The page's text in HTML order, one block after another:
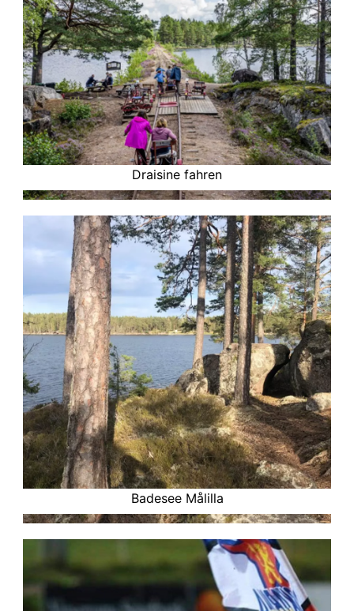
Draisine fahren
Badesee Målilla